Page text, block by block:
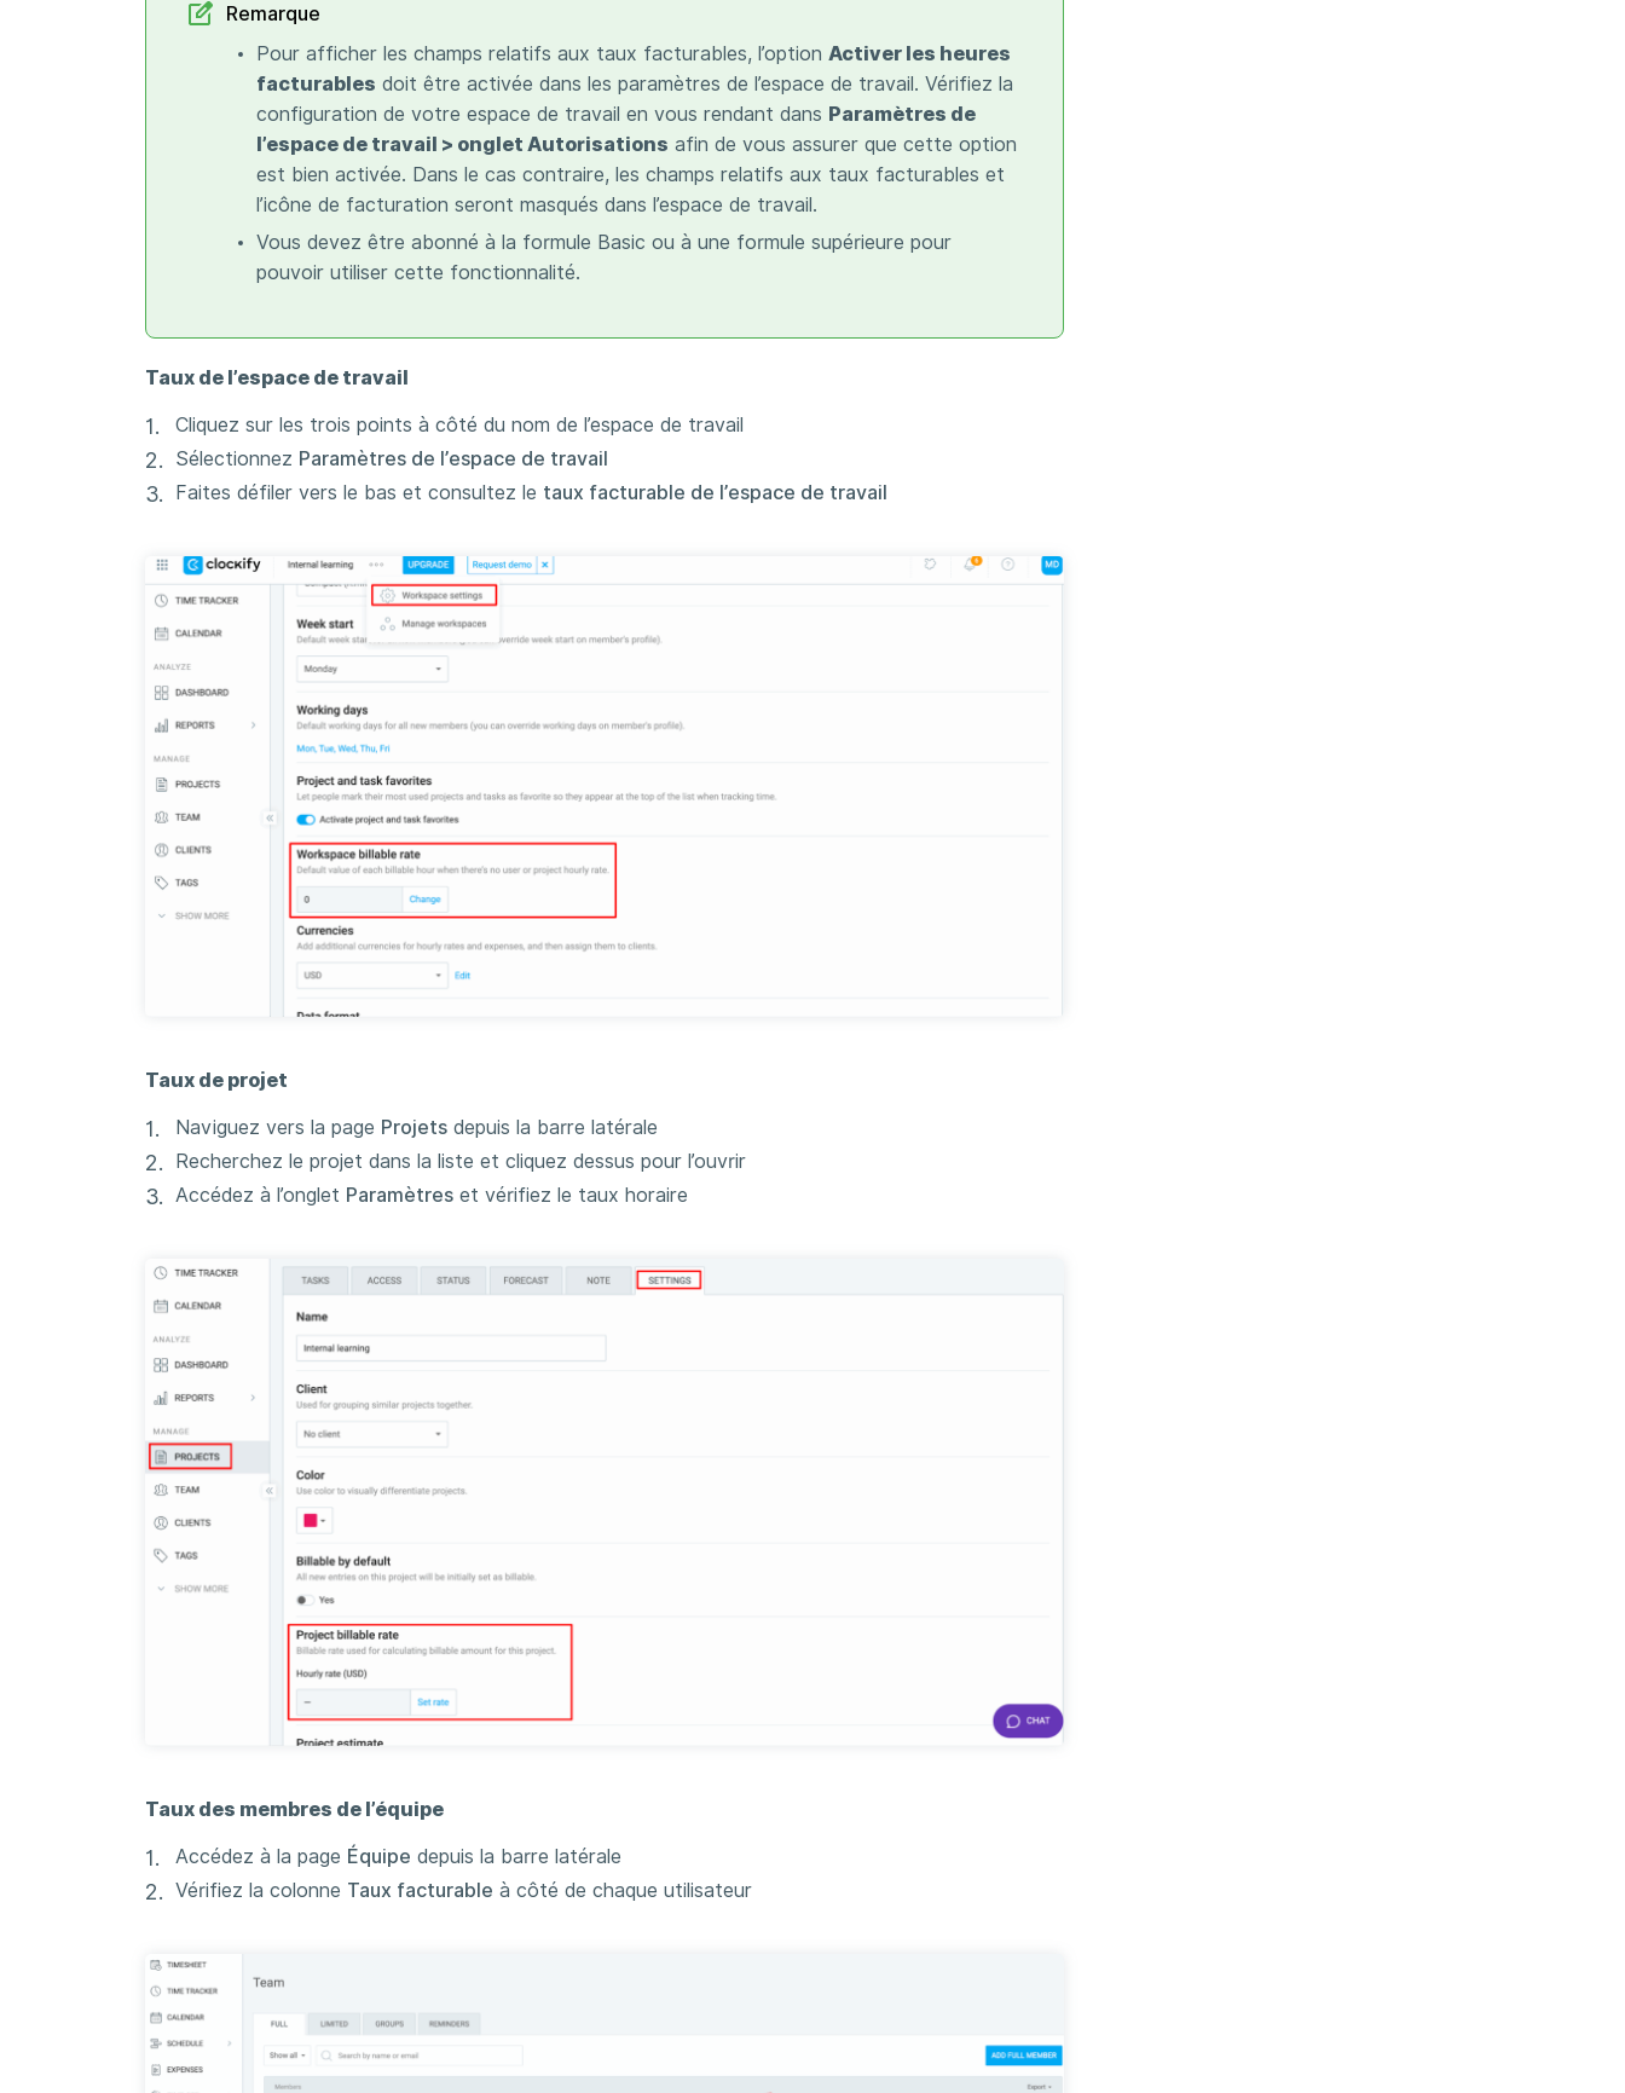
Remarque
Pour afficher les champs relatifs aux taux facturables, l’option Activer les heures
facturables doit être activée dans les paramètres de l’espace de travail. Vérifiez la
configuration de votre espace de travail en vous rendant dans Paramètres de
l’espace de travail > onglet Autorisations afin de vous assurer que cette option
est bien activée. Dans le cas contraire, les champs relatifs aux taux facturables et
l’icône de facturation seront masqués dans l’espace de travail.
Vous devez être abonné à la formule Basic ou à une formule supérieure pour
pouvoir utiliser cette fonctionnalité.
Taux de l’espace de travail
Cliquez sur les trois points à côté du nom de l’espace de travail
Sélectionnez Paramètres de l’espace de travail
Faites défiler vers le bas et consultez le taux facturable de l’espace de travail
Taux de projet
Naviguez vers la page Projets depuis la barre latérale
Recherchez le projet dans la liste et cliquez dessus pour l’ouvrir
Accédez à l’onglet Paramètres et vérifiez le taux horaire
Taux des membres de l’équipe
Accédez à la page Équipe depuis la barre latérale
Vérifiez la colonne Taux facturable à côté de chaque utilisateur